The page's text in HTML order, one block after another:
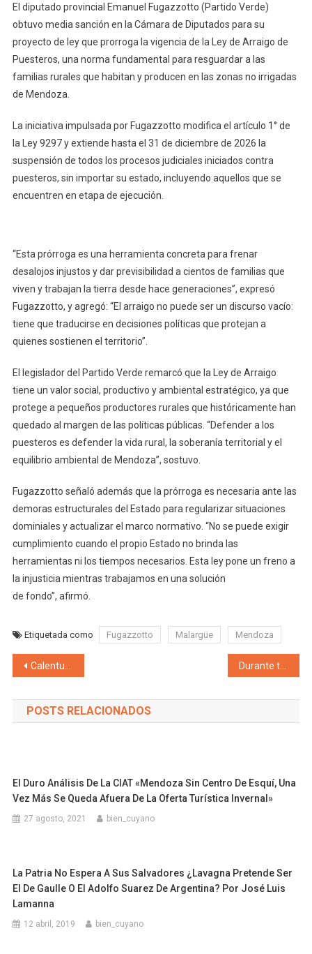
El diputado provincial Emanuel Fugazzotto (Partido Verde)
obtuvo media sanción en la Cámara de Diputados para su
proyecto de ley que prorroga la vigencia de la Ley de Arraigo de
Puesteros, una norma fundamental para resguardar a las
familias rurales que habitan y producen en las zonas no irrigadas
de Mendoza.
La iniciativa impulsada por Fugazzotto modifica el artículo 1° de
la Ley 9297 y extiende hasta el 31 de diciembre de 2026 la
suspensión de todos los procesos judiciales iniciados contra
puesteros, sin importar su estado, incluyendo aquellos que se
encuentren en etapa de ejecución.
“Esta prórroga es una herramienta concreta para frenar
desalojos injustos y dar previsibilidad a cientos de familias que
viven y trabajan la tierra desde hace generaciones”, expresó
Fugazzotto, y agregó: “El arraigo no puede ser un discurso vacío:
tiene que traducirse en decisiones políticas que protejan a
quienes sostienen el territorio”.
El legislador del Partido Verde remarcó que la Ley de Arraigo
tiene un valor social, productivo y ambiental estratégico, ya que
protege a pequeños productores rurales que históricamente han
quedado al margen de las políticas públicas. “Defender a los
puesteros es defender la vida rural, la soberanía territorial y el
equilibrio ambiental de Mendoza”, sostuvo.
Fugazzotto señaló además que la prórroga es necesaria ante las
demoras estructurales del Estado para regularizar situaciones
dominiales y actualizar el marco normativo. “No se puede exigir
cumplimiento cuando el propio Estado no brinda las
herramientas ni los tiempos necesarios. Esta ley pone un freno a
la injusticia mientras trabajamos en una solución
de fondo”, afirmó.
Etiquetada como Fugazzotto Malargüe Mendoza
Navegación de entradas
Calentura en las bases del peronismo en Mendoza y van a la Justicia «Cierran el PJ para que 8 personas a escondidas definan a dedo las candidaturas a concejales de 6 departamentos, a espaldas de los militantes y mendocinos»
POSTS RELACIONADOS
El Duro Análisis De La CIAT «Mendoza Sin Centro De Esquí, Una
Vez Más Se Queda Afuera De La Oferta Turística Invernal»
27 agosto, 2021 bien_cuyano
La Patria No Espera A Sus Salvadores ¿Lavagna Pretende Ser
El De Gaulle O El Adolfo Suarez De Argentina? Por José Luis
Lamanna
12 abril, 2019 bien_cuyano